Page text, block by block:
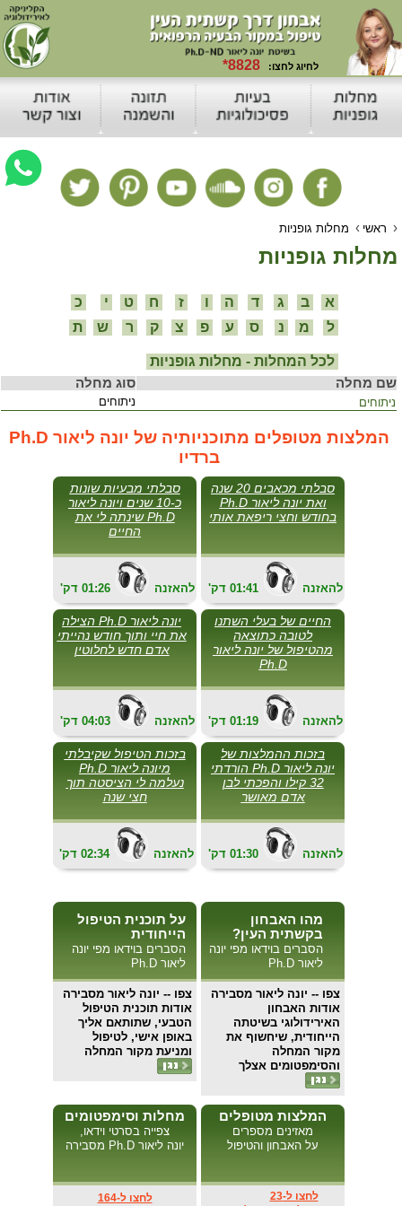
ראשי › מחלות גופניות ›
מחלות גופניות
א ב ג ד ה ו ז ח ט י
כ
ל
מ נ ס ע פ צ ק ר ש ת
לכל המחלות - מחלות גופניות
סוג מחלה שם מחלה
ניתוחים ניתוחים
המלצות מטופלים מתוכניותיה של יונה ליאור Ph.D
ברדיו
סבלתי מבעיות שונות
כ-10 שנים ויונה ליאור
Ph.D שינתה לי את
החיים
'דק 01:26 להאזנה
סבלתי מכאבים 20 שנה
ואת יונה ליאור Ph.D
בחודש וחצי ריפאת אותי
'דק 01:41 להאזנה
יונה ליאור Ph.D הצילה
את חיי ותוך חודש נהייתי
אדם חדש לחלוטין
'דק 04:03 להאזנה
החיים של בעלי השתנו
לטובה כתוצאה
מהטיפול של יונה ליאור
Ph.D
'דק 01:19 להאזנה
בזכות הטיפול שקיבלתי
מיונה ליאור Ph.D
נעלמה לי הציסטה תוך
חצי שנה
02:34 להאזנה
בזכות ההמלצות של
יונה ליאור Ph.D הורדתי
32 קילו והפכתי לבן
אדם מאושר
'דק 01:30 להאזנה
על תוכנית הטיפול
הייחודית
הסברים בוידאו מפי יונה
ליאור Ph.D
צפו -- יונה ליאור מסבירה
אודות תוכנית הטיפול
הטבעי, שתותאם אליך
באופן אישי, לטיפול
ומניעת מקור המחלה
מהו האבחון
בקשתית העין?
הסברים בוידאו מפי יונה
ליאור Ph.D
צפו -- יונה ליאור מסבירה
אודות האבחון
האירידולוגי בשיטתה
הייחודית, שיחשוף את
מקור המחלה
והסימפטומים אצלך
מחלות וסימפטומים
צפייה בסרטי וידאו,
יונה ליאור Ph.D מסבירה
לחצו ל-164
המלצות מטופלים
מאזינים מספרים
על האבחון והטיפול
לחצו ל-23